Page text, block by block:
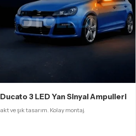
3 LED Yan Sinyal Ampulleri
ve şık tasarım. Kolay montaj.